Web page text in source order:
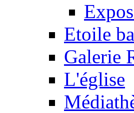
Etoile
Galerie
L'église